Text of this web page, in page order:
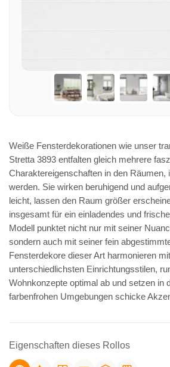
Weiße Fensterdekorationen wie unser
Stretta 3893 entfalten gleich mehrere
Charaktereigenschaften in den Räumen,
werden. Sie wirken beruhigend und
leicht, lassen den Raum größer
insgesamt für ein einladendes und
Modell punktet nicht nur mit seiner
sondern auch mit seiner fein
Fensterdekore dieser Art harmonieren
unterschiedlichsten Einrichtungsstilen,
Wohnkonzepte optimal ab und setzen in
farbenfrohen Umgebungen schicke
Eigenschaften dieses Rollos